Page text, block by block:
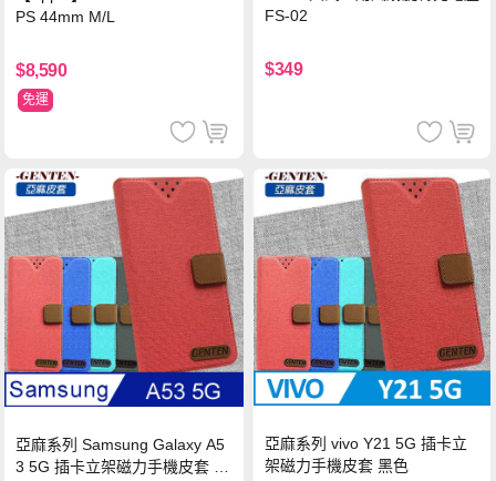
PS 44mm M/L
$8,590
免運
FS-02
$349
亞麻系列 Samsung Galaxy A5
3 5G 插卡立架磁力手機皮套 藍
亞麻系列 vivo Y21 5G 插卡立
架磁力手機皮套 黑色